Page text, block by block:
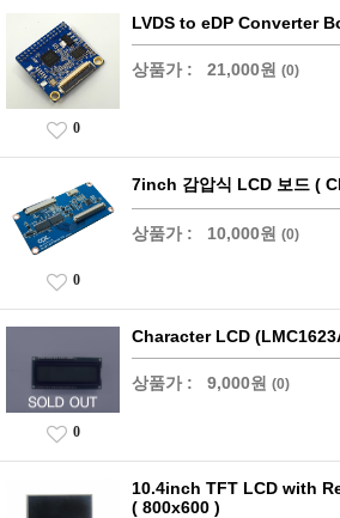
LVDS to eDP Converter
상품가 : 21,000원 (0)
0
7inch 감압식 LCD 보드 (
상품가 : 10,000원 (0)
0
Character LCD
상품가 : 9,000원 (0)
0
10.4inch TFT LCD with
( 800x600 )